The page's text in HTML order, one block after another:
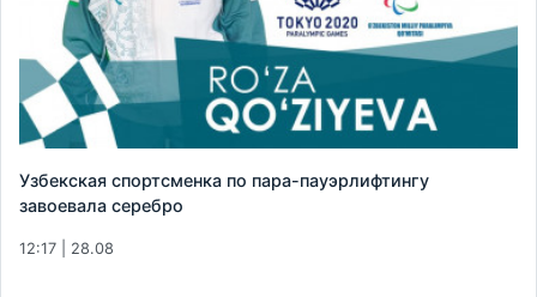
Узбекская спортсменка по пара-пауэрлифтингу
завоевала серебро
12:17 | 28.08